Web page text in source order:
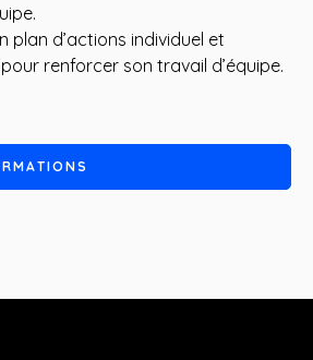
plan d’actions individuel et
renforcer son travail d’équipe.
RMATIONS